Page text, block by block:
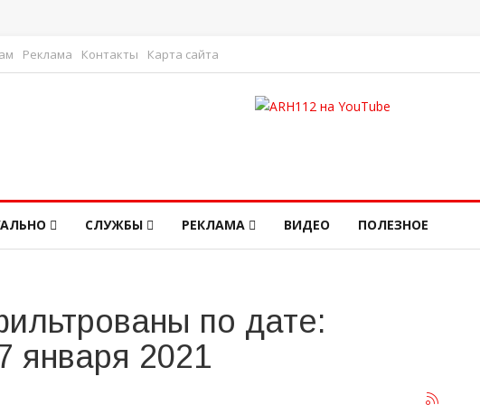
Реклама Контакты Карта сайта
СЛУЖБЫ РЕКЛАМА ВИДЕО ПОЛЕЗНОЕ
по дате:
января 2021